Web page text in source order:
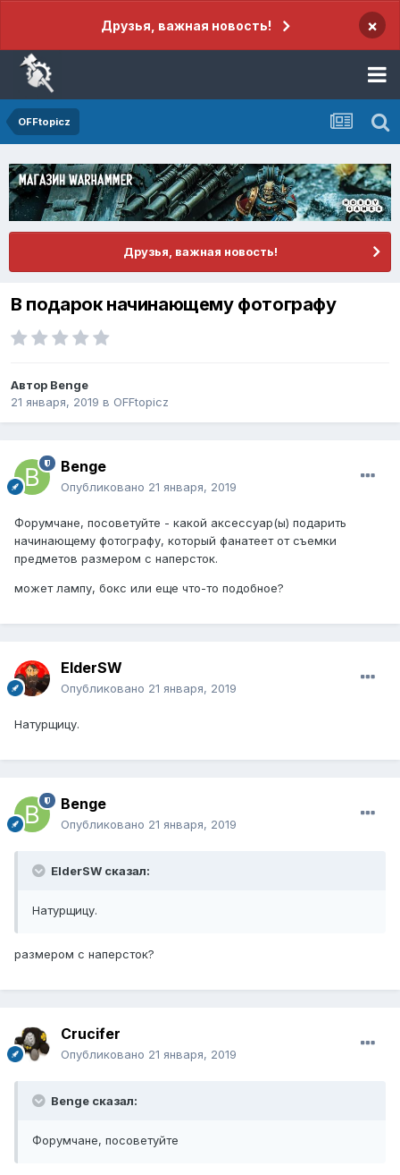
Друзья, важная новость! ×
OFFtopicz
Друзья, важная новость!
В подарок начинающему фотографу
Автор Benge
21 января, 2019 в OFFtopicz
Benge
Опубликовано 21 января, 2019
Форумчане, посоветуйте - какой аксессуар(ы) подарить
начинающему фотографу, который фанатеет от съемки
предметов размером с наперсток.
может лампу, бокс или еще что-то подобное?
ElderSW
Опубликовано 21 января, 2019
Натурщицу.
Benge
Опубликовано 21 января, 2019
ElderSW сказал:
Натурщицу.
размером с наперсток?
Crucifer
Опубликовано 21 января, 2019
Benge сказал:
Форумчане, посоветуйте